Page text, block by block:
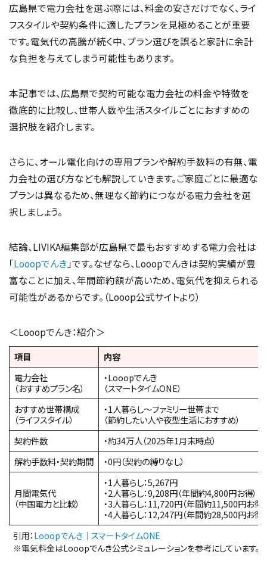
広島県で電力会社を選ぶ際には、料金の安さだけでなく、ライ
フスタイルや契約条件に適したプランを見極めることが重要
です。電気代の高騰が続く中、プラン選びを誤ると家計に余計
な負担を与えてしまう可能性もあります。
本記事では、広島県で契約可能な電力会社の料金や特徴を
徹底的に比較し、世帯人数や生活スタイルごとにおすすめの
選択肢を紹介します。
さらに、オール電化向けの専用プランや解約手数料の有無、電
力会社の選び方なども解説していきます。ご家庭ごとに最適な
プランは異なるため、無理なく節約につながる電力会社を選
択しましょう。
結論、LIVIKA編集部が広島県で最もおすすめする電力会社は
「Looopでんき 」です。なぜなら、Looopでんきは契約実績が豊
富なことに加え、年間節約額が高いため、電気代を抑えられる
可能性があるからです。（Looop公式サイトより）
＜Looopでんき：紹介＞
項目
内容
電力会社
（おすすめプラン名）
・Looopでんき
（スマートタイムONE）
おすすめ世帯構成
（ライフスタイル）
・1人暮らし～ファミリー世帯まで
（節約したい人や夜型生活におすすめ）
契約件数
・約34万人（2025年1月末時点）
解約手数料・契約期間
・0円（契約の縛りなし）
月間電気代
（中国電力と比較）
・1人暮らし：5,267円
・2人暮らし：9,208円（年間約4,800円お得）
・3人暮らし：11,720円（年間約11,500円お得）
・4人暮らし：12,247円（年間約28,500円お得）
引用： Looopでんき｜スマートタイムONE
※電気料金はLooopでんき公式シミュレーションを参考にしています。